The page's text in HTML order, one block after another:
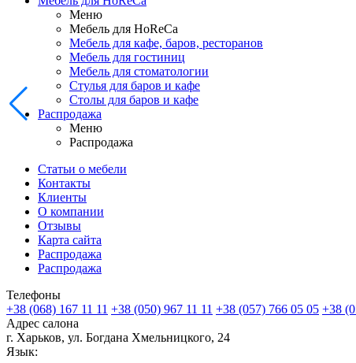
Меню
Мебель для HoReCa
Мебель для кафе, баров, ресторанов
Мебель для гостиниц
Мебель для стоматологии
Стулья для баров и кафе
Столы для баров и кафе
Распродажа
Меню
Распродажа
Статьи о мебели
Контакты
Клиенты
О компании
Отзывы
Карта сайта
Распродажа
Распродажа
Телефоны
+38 (068) 167 11 11 +38 (050) 967 11 11 +38 (057) 766 05 05 +38
Адрес салона
г. Харьков, ул. Богдана Хмельницкого, 24
Язык: